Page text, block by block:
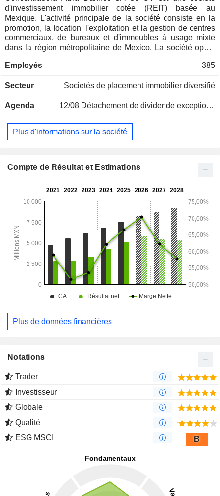
d'investissement immobilier cotée (REIT) basée au
Mexique. L'activité principale de la société consiste en la
promotion, la location, l'exploitation et la gestion de centres
commerciaux, de bureaux et d'immeubles à usage mixte
dans la région métropolitaine de Mexico. La société opère
d'immeubles à usage mixte et de complexes de bureaux. De
conception et l'exploitation de ses projets, notamment des
APD, Traffic Pro, ainsi que des logiciels et services de
divisée en quatre divisions : Commercial, Bureaux, Usage
mixte et Résidentiel. En mai 2014, la société a acquis deux
Employés 385
Secteur Sociétés de placement immobilier diversifié
Agenda 12/08 Détachement de dividende exceptionnelle - 0.17691 MXN
Plus d'informations sur la société
Compte de Résultat et Estimations
Plus de données financières
Notations
Trader
Investisseur
Globale
Qualité
ESG MSCI
B